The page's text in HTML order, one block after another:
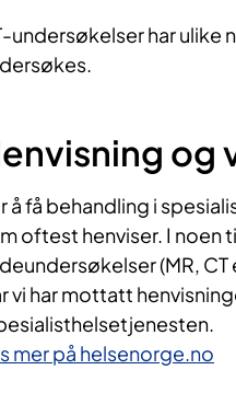
undersøkelser har ulike
og
å få behandling i
oftest henviser. I noen
(MR, CT
vi har mottatt
mer på helsenorge.no